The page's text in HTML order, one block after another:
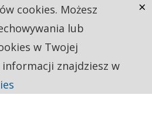
cookies. Możesz
lub
w Twojej
znajdziesz w
×